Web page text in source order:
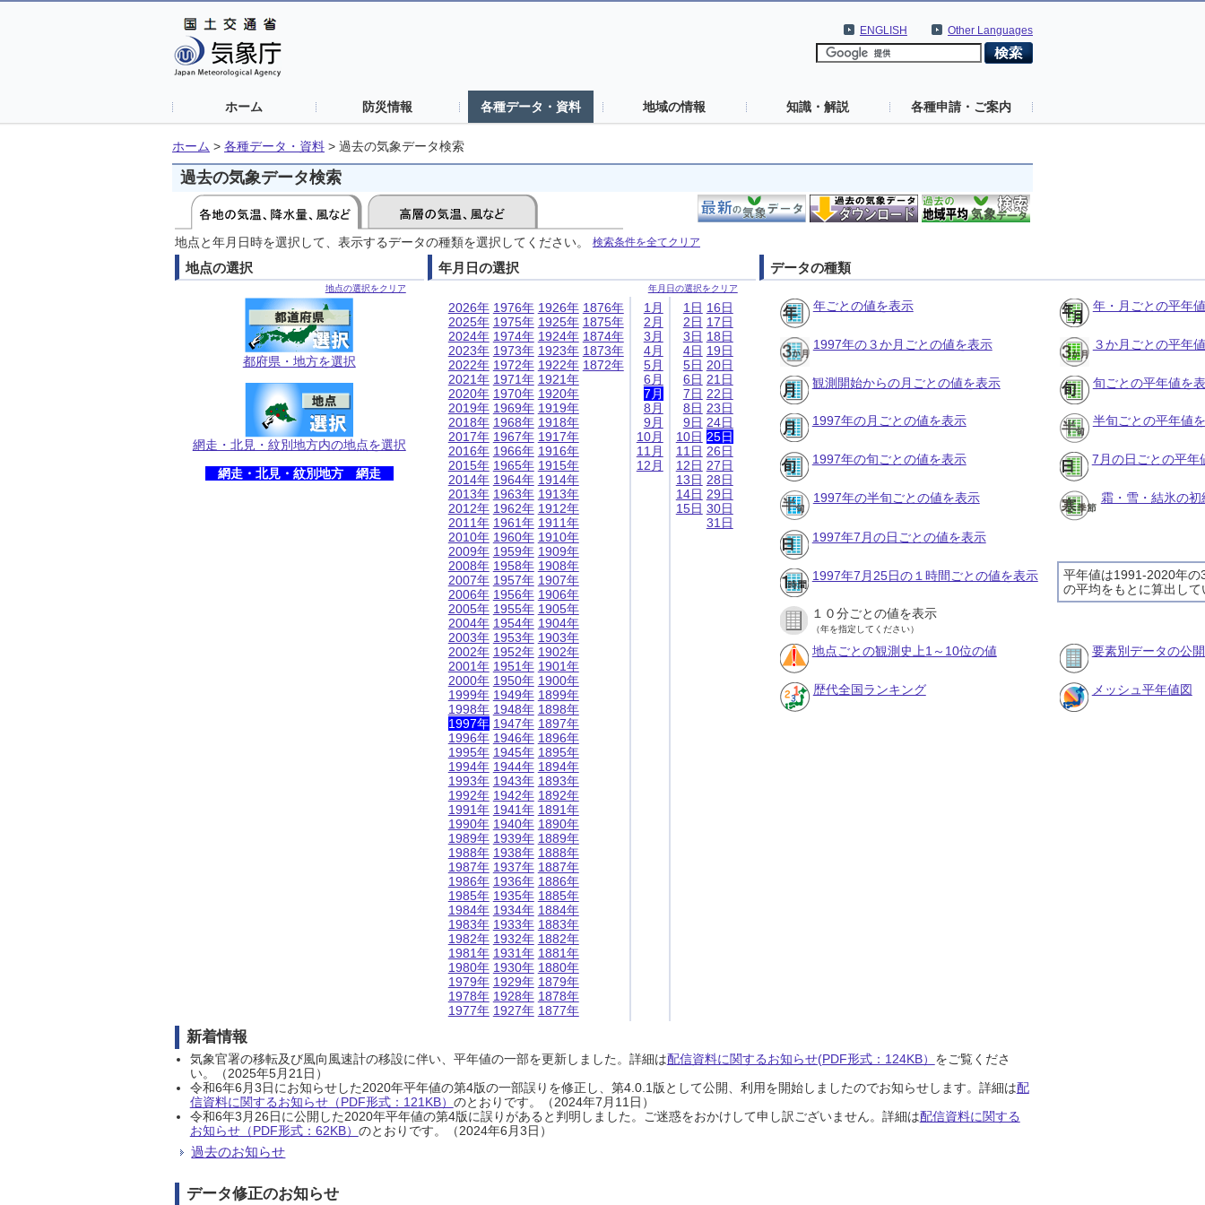
Other Languages
ENGLISH
ホーム 防災情報 各種データ・資料 地域の情報 知識・解説 各種申請・ご案内
ホーム > 各種データ・資料 > 過去の気象データ検索
過去の気象データ検索
地点と年月日時を選択して、表示するデータの種類を選択してください。 検索条件を全てクリア
地点の選択
地点の選択をクリア
都府県・地方を選択
網走・北見・紋別地方内の地点を選択
網走・北見・紋別地方 網走
年月日の選択
年月日の選択をクリア
2026年
2025年
2024年
2023年
2022年
2021年
2020年
2019年
2018年
2017年
2016年
2015年
2014年
2013年
2012年
2011年
2010年
2009年
2008年
2007年
2006年
2005年
2004年
2003年
2002年
2001年
2000年
1999年
1998年
1997年
1996年
1995年
1994年
1993年
1992年
1991年
1990年
1989年
1988年
1987年
1986年
1985年
1984年
1983年
1982年
1981年
1980年
1979年
1978年
1977年
1976年
1975年
1974年
1973年
1972年
1971年
1970年
1969年
1968年
1967年
1966年
1965年
1964年
1963年
1962年
1961年
1960年
1959年
1958年
1957年
1956年
1955年
1954年
1953年
1952年
1951年
1950年
1949年
1948年
1947年
1946年
1945年
1944年
1943年
1942年
1941年
1940年
1939年
1938年
1937年
1936年
1935年
1934年
1933年
1932年
1931年
1930年
1929年
1928年
1927年
1926年
1925年
1924年
1923年
1922年
1921年
1920年
1919年
1918年
1917年
1916年
1915年
1914年
1913年
1912年
1911年
1910年
1909年
1908年
1907年
1906年
1905年
1904年
1903年
1902年
1901年
1900年
1899年
1898年
1897年
1896年
1895年
1894年
1893年
1892年
1891年
1890年
1889年
1888年
1887年
1886年
1885年
1884年
1883年
1882年
1881年
1880年
1879年
1878年
1877年
1876年
1875年
1874年
1873年
1872年
1月
2月
3月
4月
5月
6月
7月
8月
9月
10月
11月
12月
1日
2日
3日
4日
5日
6日
7日
8日
9日
10日
11日
12日
13日
14日
15日
16日
17日
18日
19日
20日
21日
22日
23日
24日
25日
26日
27日
28日
29日
30日
31日
データの種類
年ごとの値を表示 年・月ごとの平年
1997年の３か月ごとの値を表示 ３か月ごとの平年
観測開始からの月ごとの値を表示 旬ごとの平年値を
1997年の月ごとの値を表示 半旬ごとの平年値
1997年の旬ごとの値を表示 7月の日ごとの平年
1997年の半旬ごとの値を表示 霜・雪・結氷の
1997年7月の日ごとの値を表示
平年値は1991-2020年の
の平均をもとに算出して
1997年7月25日の１時間ごとの値を表示
１０分ごとの値を表示
（年を指定してください）
地点ごとの観測史上1～10位の値 要素別データの公
歴代全国ランキング メッシュ平年値図
新着情報
気象官署の移転及び風向風速計の移設に伴い、平年値の一部を更新しました。詳細は配信資料に関するお知らせ(PDF形式：124KB） をご覧くださ
い。（2025年5月21日）
令和6年6月3日にお知らせした2020年平年値の第4版の一部誤りを修正し、第4.0.1版として公開、利用を開始しましたのでお知らせします。詳細は配
信資料に関するお知らせ（PDF形式：121KB） のとおりです。（2024年7月11日）
令和6年3月26日に公開した2020年平年値の第4版に誤りがあると判明しました。ご迷惑をおかけして申し訳ございません。詳細は配信資料に関する
お知らせ（PDF形式：62KB） のとおりです。（2024年6月3日）
過去のお知らせ
データ修正のお知らせ